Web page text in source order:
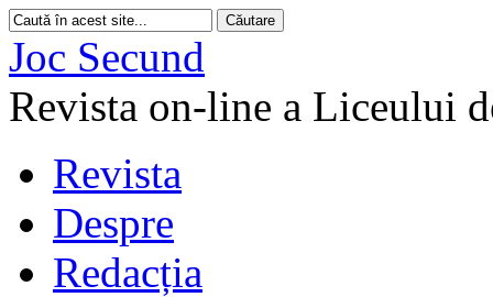
Joc Secund
Revista on-line a Liceului
Revista
Despre
Redacția